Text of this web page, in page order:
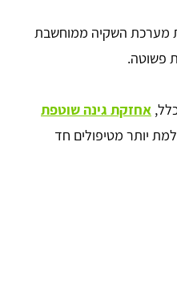
מערכת השקיה ממוחשבת
פשוטה.
אחזקת גינה שוטפת
יותר מטיפולים חד